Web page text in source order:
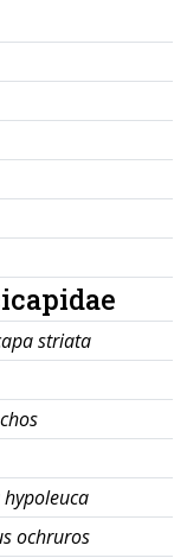
striata
ochruros